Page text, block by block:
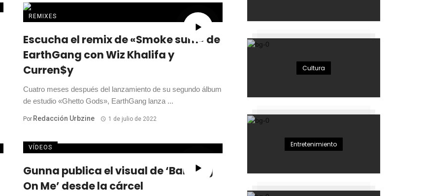
REMIXES
Escucha el remix de «Smoke sum» de
EarthGang con Wiz Khalifa y
Curren$y
Cuatro meses después del lanzamiento de su segundo álbum
de estudio «Ghetto Gods», EarthGang lanza ...
Por Redacción Urbzine 1 de julio de 2022
VÍDEOS
Gunna publica el visual de ‘Banking
On Me’ desde la cárcel
Cultura
Entretenimiento